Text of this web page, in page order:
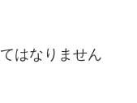
はなりません